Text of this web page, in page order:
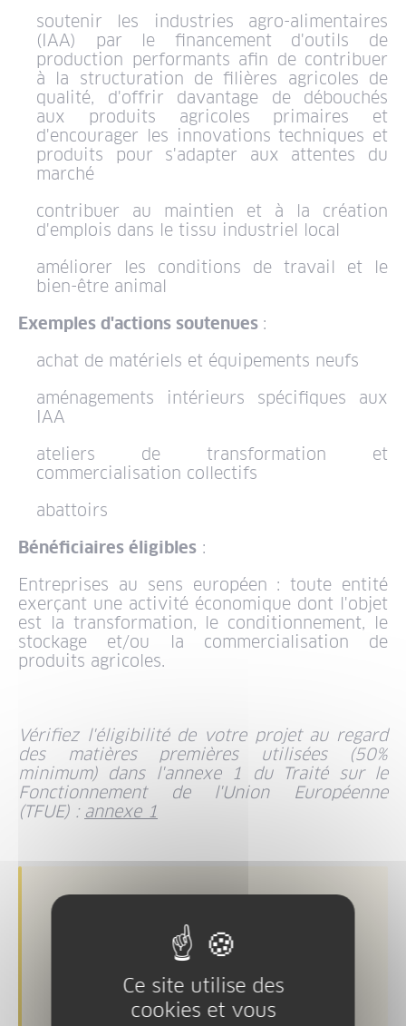
soutenir les industries agro-alimentaires
(IAA) par le financement d'outils de
production performants afin de contribuer
à la structuration de filières agricoles de
qualité, d'offrir davantage de débouchés
aux produits agricoles primaires et
d'encourager les innovations techniques et
produits pour s'adapter aux attentes du
marché
contribuer au maintien et à la création
d'emplois dans le tissu industriel local
améliorer les conditions de travail et le
bien-être animal
Exemples d'actions soutenues :
achat de matériels et équipements neufs
aménagements intérieurs spécifiques aux
IAA
ateliers de transformation et
commercialisation collectifs
abattoirs
Bénéficiaires éligibles :
Entreprises au sens européen : toute entité
exerçant une activité économique dont l'objet
est la transformation, le conditionnement, le
stockage et/ou la commercialisation de
produits agricoles.
Vérifiez l'éligibilité de votre projet au regard
des matières premières utilisées (50%
minimum) dans l'annexe 1 du Traité sur le
Fonctionnement de l'Union Européenne
(TFUE) : annexe 1
candidature
Ce dispositif fonctionne par appels à
Ce site utilise des
cookies et vous